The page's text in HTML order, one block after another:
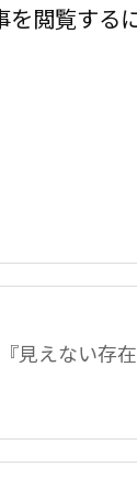
を閲覧する
『見えない存